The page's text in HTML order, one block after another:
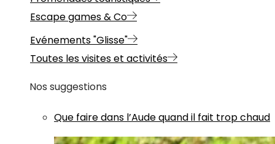
Escape games & Co
Evénements "Glisse"
Toutes les visites et activités
Nos suggestions
Que faire dans l’Aude quand il fait trop chaud